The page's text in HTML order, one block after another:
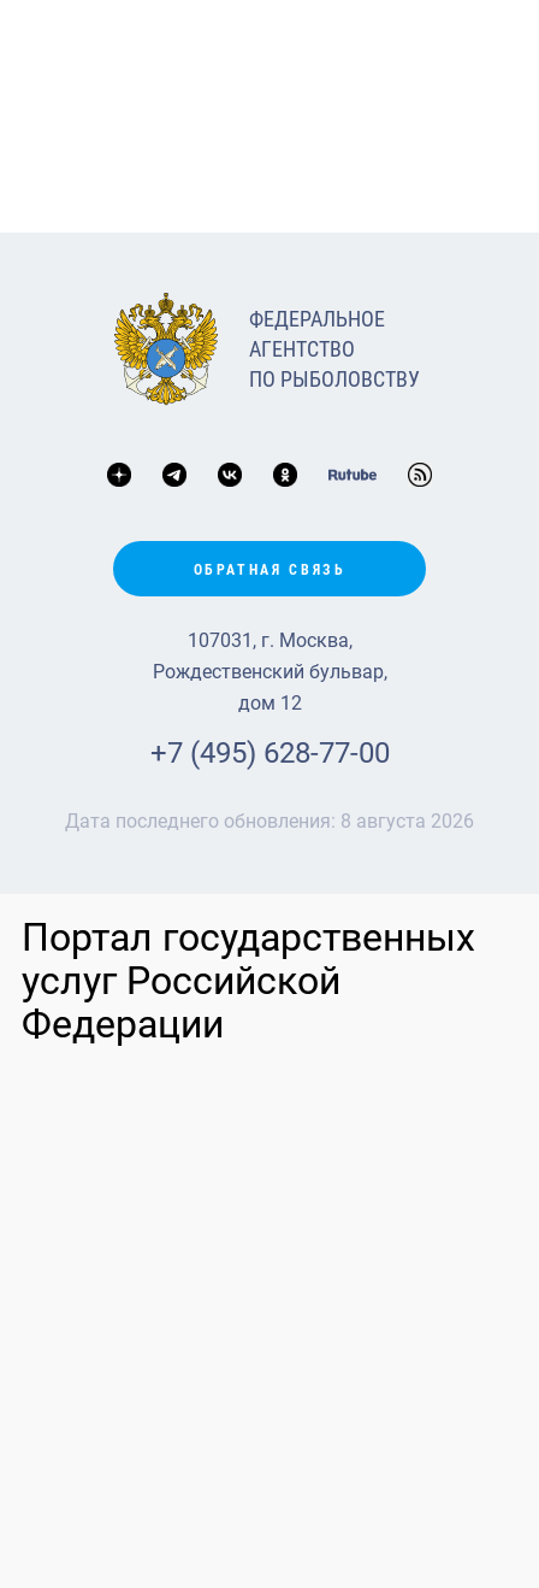
ФЕДЕРАЛЬНОЕ
АГЕНТСТВО
ПО РЫБОЛОВСТВУ
ОБРАТНАЯ СВЯЗЬ
107031, г. Москва,
Рождественский бульвар,
дом 12
+7 (495) 628-77-00
Дата последнего обновления: 8 августа 2026
Портал государственных
услуг Российской
Федерации